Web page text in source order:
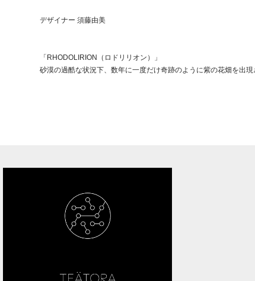
デザイナー 須藤由美
「RHODOLIRION（ロドリリオン）」
砂漠の過酷な状況下、数年に一度だけ奇跡のように紫の花畑を出現